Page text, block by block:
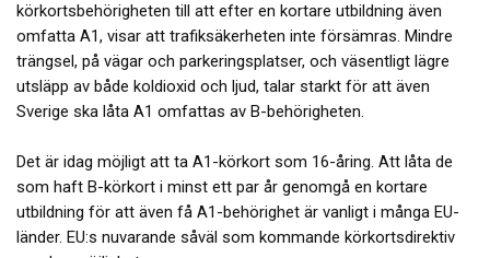
körkortsbehörigheten till att efter en kortare utbildning även
omfatta A1, visar att trafiksäkerheten inte försämras. Mindre
trängsel, på vägar och parkeringsplatser, och väsentligt lägre
utsläpp av både koldioxid och ljud, talar starkt för att även
Sverige ska låta A1 omfattas av B-behörigheten.
Det är idag möjligt att ta A1-körkort som 16-åring. Att låta de
som haft B-körkort i minst ett par år genomgå en kortare
utbildning för att även få A1-behörighet är vanligt i många EU-
länder. EU:s nuvarande såväl som kommande körkortsdirektiv